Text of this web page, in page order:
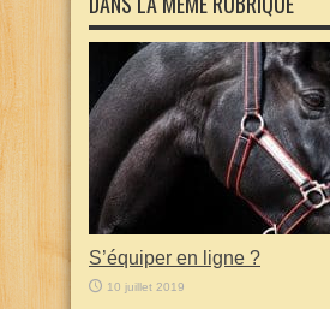
S’équiper en ligne ?
10 juillet 2019